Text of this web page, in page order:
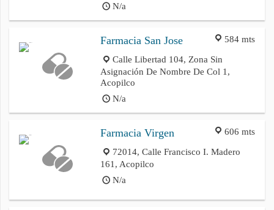
N/a
584 mts
Farmacia San Jose
Calle Libertad 104, Zona Sin
Asignación De Nombre De Col 1,
Acopilco
N/a
606 mts
Farmacia Virgen
72014, Calle Francisco I. Madero
161, Acopilco
N/a